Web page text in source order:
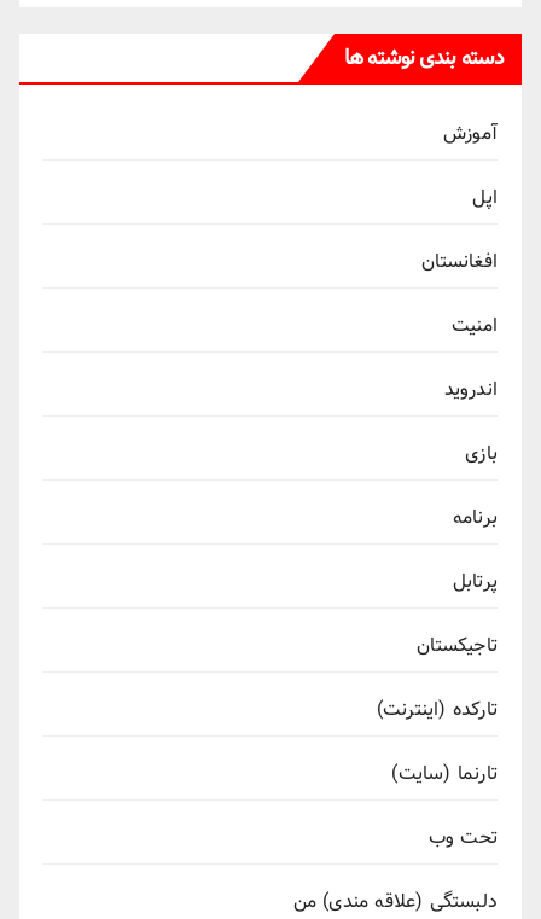
دسته بندی نوشته ها
آموزش
اپل
افغانستان
امنیت
اندروید
بازی
برنامه
پرتابل
تاجیکستان
تارکده (اینترنت)
تارنما (سایت)
تحت وب
دلبستگی (علاقه مندی) من